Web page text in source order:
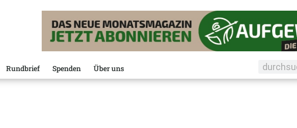
Rundbrief Spenden Über uns